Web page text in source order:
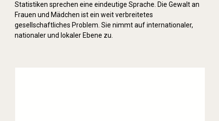
Statistiken sprechen eine eindeutige Sprache. Die Gewalt an
Frauen und Mädchen ist ein weit verbreitetes
gesellschaftliches Problem. Sie nimmt auf internationaler,
nationaler und lokaler Ebene zu.